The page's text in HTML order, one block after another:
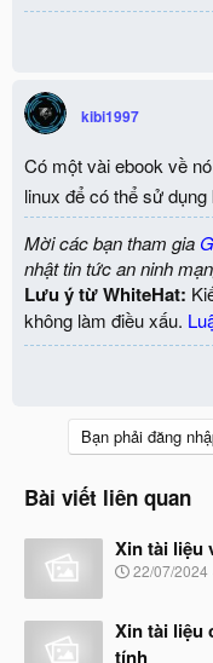
kibi1997
Có một vài ebook về
linux để có thể sử
Mời các bạn tham gia
nhật tin tức an ninh
Lưu ý từ WhiteHat:
không làm điều xấu.
Bạn phải đăng
Bài viết liên quan
Xin tài liệu
N
y
b
22/07/2024
Xin tài liệu
tính